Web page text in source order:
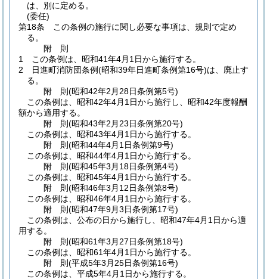
は、別に定める。
(委任)
第18条
この条例の施行に関し必要な事項は、規則で定め
る。
附 則
1
この条例は、昭和41年4月1日から施行する。
2
日進町消防団条例(昭和39年日進町条例第16号)は、廃止す
る。
附 則(昭和42年2月28日条例第5号)
この条例は、昭和42年4月1日から施行し、昭和42年度報酬
額から適用する。
附 則(昭和43年2月23日条例第20号)
この条例は、昭和43年4月1日から施行する。
附 則(昭和44年4月1日条例第9号)
この条例は、昭和44年4月1日から施行する。
附 則(昭和45年3月18日条例第4号)
この条例は、昭和45年4月1日から施行する。
附 則(昭和46年3月12日条例第8号)
この条例は、昭和46年4月1日から施行する。
附 則(昭和47年9月3日条例第17号)
この条例は、公布の日から施行し、昭和47年4月1日から適
用する。
附 則(昭和61年3月27日条例第18号)
この条例は、昭和61年4月1日から施行する。
附 則(平成5年3月25日条例第16号)
この条例は、平成5年4月1日から施行する。